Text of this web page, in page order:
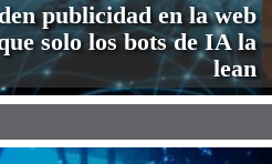
publicidad en la web
solo los bots de IA la
lean